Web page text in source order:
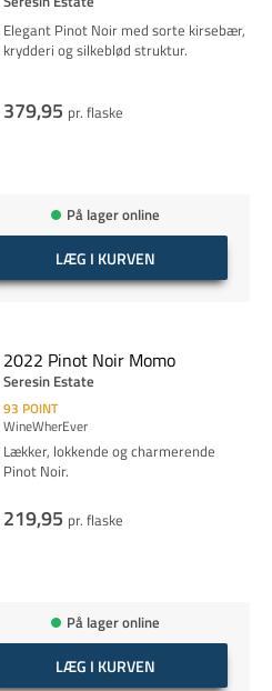
Elegant Pinot Noir med sorte kirsebær,
krydderi og silkeblød struktur.
379,95 pr. flaske
På lager online
LÆG I KURVEN
2022 Pinot Noir Momo
Seresin Estate
93 POINT
WineWherEver
Lækker, lokkende og charmerende
Pinot Noir.
219,95 pr. flaske
På lager online
LÆG I KURVEN